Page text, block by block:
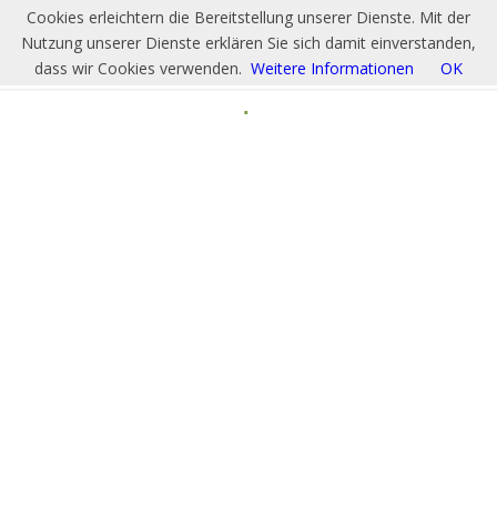
Cookies erleichtern die Bereitstellung unserer Dienste. Mit der
Nutzung unserer Dienste erklären Sie sich damit einverstanden,
dass wir Cookies verwenden. Weitere Informationen OK